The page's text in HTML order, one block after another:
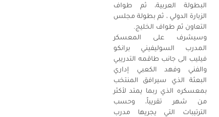
البطولة العربية، ثم طواف
الزبارة الدولي ، ثم بطولة مجلس
التعاون ثم طواف الخليج.
وسيشرف على المعسكر
المدرب السوليفيني برانكو
فيليب الى جانب طاقمه التدريبي
والفني وفهد الكعبي إداري
البعثة الذي سيرافق المنتخب
بمعسكره الذي ربما يمتد لأكثر
من شهر تقريباً، وحسب
الترتيبات التي يجريها مدرب